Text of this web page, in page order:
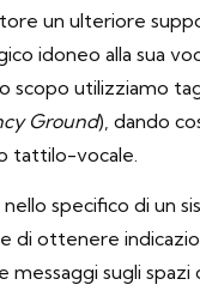
un ulteriore
idoneo alla sua
scopo utilizziamo
Ground), dando
tattilo-vocale.
specifico di un
di ottenere
messaggi sugli spazi